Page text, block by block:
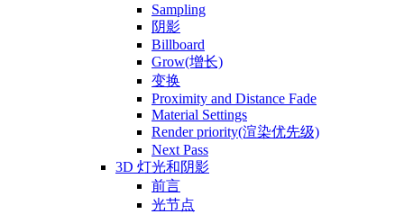
Sampling
阴影
Billboard
Grow(增长)
变换
Proximity and Distance Fade
Material Settings
Render priority(渲染优先级)
Next Pass
3D 灯光和阴影
前言
光节点